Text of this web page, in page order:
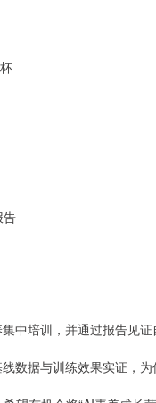
告
中培训，并通过报告见证
数据与训练效果实证，为